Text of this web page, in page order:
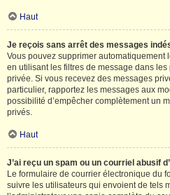
Haut
Je reçois sans arrêt des messages
Vous pouvez supprimer automatiquement
en utilisant les filtres de message dans
privée. Si vous recevez des messages
particulier, rapportez les messages aux
possibilité d’empêcher complètement un
privés.
Haut
J’ai reçu un spam ou un courriel abusif
Le formulaire de courrier électronique du
suivre les utilisateurs qui envoient de tels